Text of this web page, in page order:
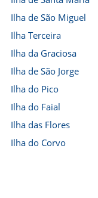
Ilha de São Miguel
Ilha Terceira
Ilha da Graciosa
Ilha de São Jorge
Ilha do Pico
Ilha do Faial
Ilha das Flores
Ilha do Corvo